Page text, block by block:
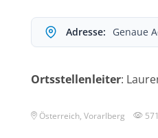
Adresse: Genaue
Ortsstellenleiter:
Österreich, Vorarlberg